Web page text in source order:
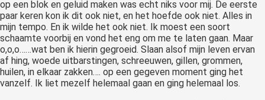
op een blok en geluid maken was echt niks voor mij. De eerste
paar keren kon ik dit ook niet, en het hoefde ook niet. Alles in
mijn tempo. En ik wilde het ook niet. Ik moest een soort
schaamte voorbij en vond het eng om me te laten gaan. Maar
o,o,o……wat ben ik hierin gegroeid. Slaan alsof mijn leven ervan
af hing, woede uitbarstingen, schreeuwen, gillen, grommen,
huilen, in elkaar zakken…. op een gegeven moment ging het
vanzelf. Ik liet mezelf helemaal gaan en ging helemaal los.